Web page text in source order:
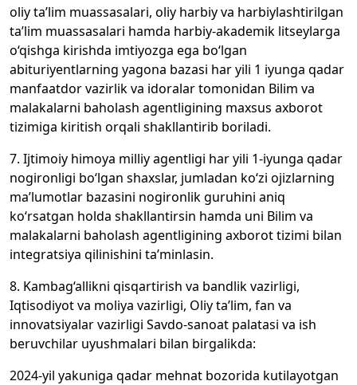
oliy ta’lim muassasalari, oliy harbiy va harbiylashtirilgan
ta’lim muassasalari hamda harbiy-akademik litseylarga
o‘qishga kirishda imtiyozga ega bo‘lgan
abituriyentlarning yagona bazasi har yili 1 iyunga qadar
manfaatdor vazirlik va idoralar tomonidan Bilim va
malakalarni baholash agentligining maxsus axborot
tizimiga kiritish orqali shakllantirib boriladi.
7. Ijtimoiy himoya milliy agentligi har yili 1-iyunga qadar
nogironligi bo‘lgan shaxslar, jumladan ko‘zi ojizlarning
ma’lumotlar bazasini nogironlik guruhini aniq
ko‘rsatgan holda shakllantirsin hamda uni Bilim va
malakalarni baholash agentligining axborot tizimi bilan
integratsiya qilinishini ta’minlasin.
8. Kambag‘allikni qisqartirish va bandlik vazirligi,
Iqtisodiyot va moliya vazirligi, Oliy ta’lim, fan va
innovatsiyalar vazirligi Savdo-sanoat palatasi va ish
beruvchilar uyushmalari bilan birgalikda:
2024-yil yakuniga qadar mehnat bozorida kutilayotgan